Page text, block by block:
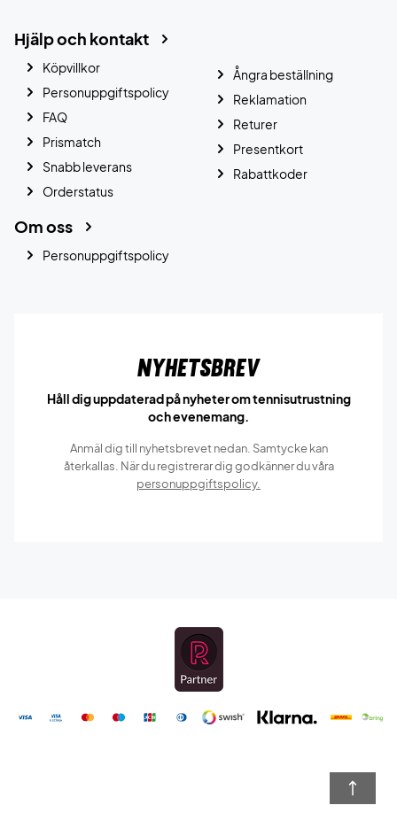
Hjälp och kontakt
Köpvillkor
Personuppgiftspolicy
FAQ
Prismatch
Snabb leverans
Orderstatus
Ångra beställning
Reklamation
Returer
Presentkort
Rabattkoder
Om oss
Personuppgiftspolicy
Nyhetsbrev
Håll dig uppdaterad på nyheter om tennisutrustning
och evenemang.
Anmäl dig till nyhetsbrevet nedan. Samtycke kan
återkallas. När du registrerar dig godkänner du våra
personuppgiftspolicy.